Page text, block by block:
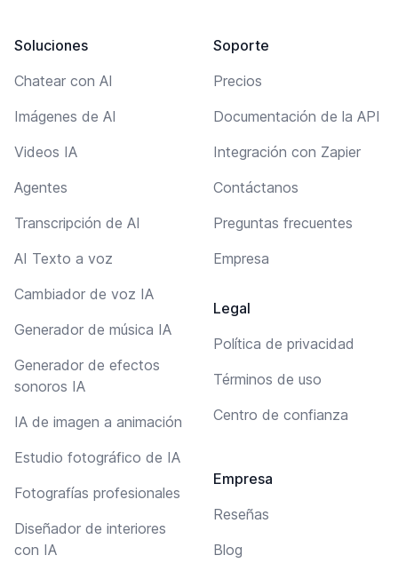
Soluciones
Chatear con AI
Imágenes de AI
Videos IA
Agentes
Transcripción de AI
AI Texto a voz
Cambiador de voz IA
Generador de música IA
Generador de efectos
sonoros IA
IA de imagen a animación
Estudio fotográfico de IA
Fotografías profesionales
Diseñador de interiores
con IA
Soporte
Precios
Documentación de la API
Integración con Zapier
Contáctanos
Preguntas frecuentes
Empresa
Legal
Política de privacidad
Términos de uso
Centro de confianza
Empresa
Reseñas
Blog